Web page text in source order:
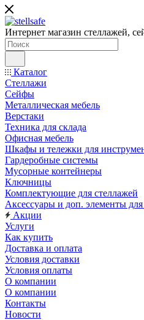
Интернет магазин стеллажей,
Каталог
Стеллажи
Сейфы
Металлическая мебель
Верстаки
Техника для склада
Офисная мебель
Шкафы и тележки для
Гардеробные системы
Мусорные контейнеры
Ключницы
Комплектующие для стеллажей
Аксессуары и доп. элементы для
Акции
Услуги
Как купить
Доставка и оплата
Условия доставки
Условия оплаты
О компании
О компании
Контакты
Новости